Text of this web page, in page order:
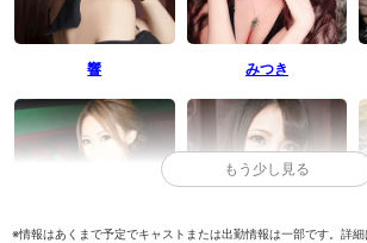
響 みつき
もう少し見る
※情報はあくまで予定でキャストまたは出勤情報は一部です。詳